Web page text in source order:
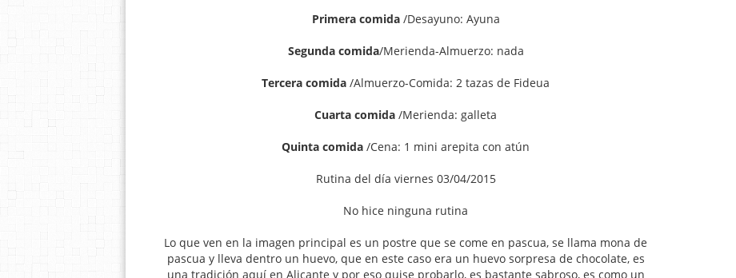
Primera comida/Desayuno: Ayuna
Segunda comida/Merienda-Almuerzo: nada
Tercera comida /Almuerzo-Comida: 2 tazas de Fideua
Cuarta comida /Merienda: galleta
Quinta comida /Cena: 1 mini arepita con atún
Rutina del día viernes 03/04/2015
No hice ninguna rutina
Lo que ven en la imagen principal es un postre que se come en pascua, se llama mona de
pascua y lleva dentro un huevo, que en este caso era un huevo sorpresa de chocolate, es
una tradición aquí en Alicante y por eso quise probarlo, es bastante sabroso, es como un